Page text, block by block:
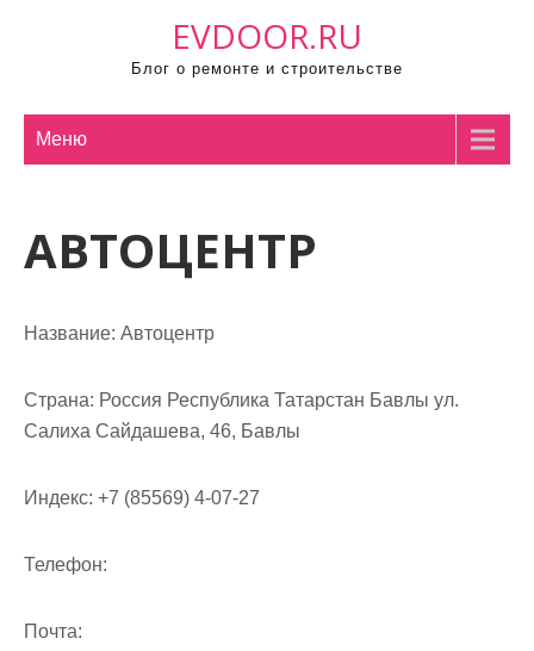
EVDOOR.RU
Блог о ремонте и строительстве
Меню
АВТОЦЕНТР
Название: Автоцентр
Страна: Россия Республика Татарстан Бавлы ул.
Салиха Сайдашева, 46, Бавлы
Индекс: +7 (85569) 4-07-27
Телефон:
Почта: